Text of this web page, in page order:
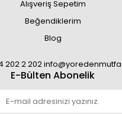
Alışveriş Sepetim
Beğendiklerim
Blog
202 2 202
E-Bülten Abonelik